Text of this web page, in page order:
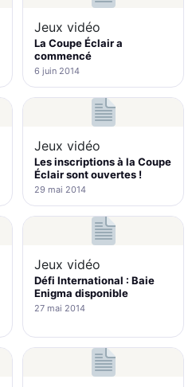
Jeux vidéo
La Coupe Éclair a
commencé
6 juin 2014
Jeux vidéo
Les inscriptions à la Coupe
Éclair sont ouvertes !
29 mai 2014
Jeux vidéo
Défi International : Baie
Enigma disponible
27 mai 2014